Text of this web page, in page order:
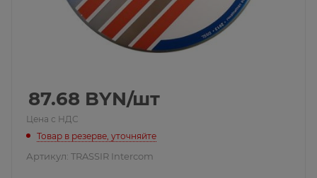
87.68 BYN/шт
Цена с НДС
Товар в резерве, уточняйте
Артикул: TRASSIR Intercom